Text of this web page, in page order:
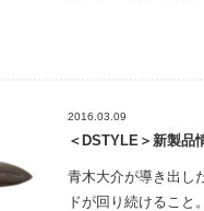
2016.03.09
＜DSTYLE＞新製品
青木大介が導き出し
ドが回り続けること